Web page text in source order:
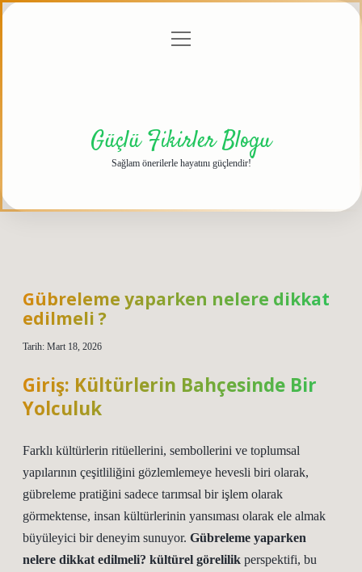
menüyü
Güçlü Fikirler Blogu
Sağlam önerilerle hayatını güçlendir!
Gübreleme yaparken nelere dikkat
edilmeli ?
Tarih: Mart 18, 2026
Giriş: Kültürlerin Bahçesinde Bir
Yolculuk
Farklı kültürlerin ritüellerini, sembollerini ve toplumsal
yapılarının çeşitliliğini gözlemlemeye hevesli biri olarak,
gübreleme pratiğini sadece tarımsal bir işlem olarak
görmektense, insan kültürlerinin yansıması olarak ele almak
büyüleyici bir deneyim sunuyor. Gübreleme yaparken
nelere dikkat edilmeli? kültürel görelilik perspektifi, bu